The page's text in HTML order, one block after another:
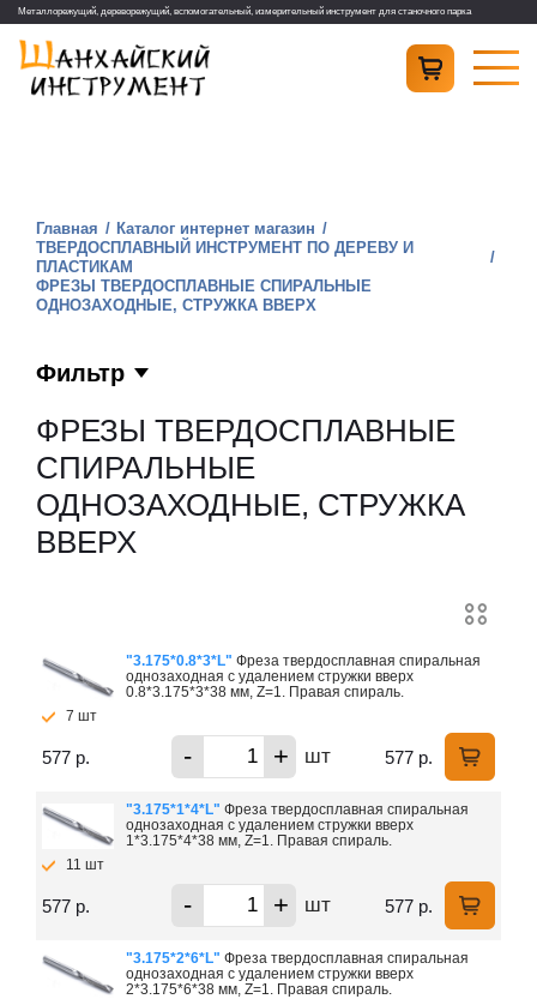
Металлорежущий, дереворежущий, вспомогательный, измерительный инструмент для станочного парка
Главная
Каталог интернет магазин
ТВЕРДОСПЛАВНЫЙ ИНСТРУМЕНТ ПО ДЕРЕВУ И
ПЛАСТИКАМ
ФРЕЗЫ ТВЕРДОСПЛАВНЫЕ СПИРАЛЬНЫЕ
ОДНОЗАХОДНЫЕ, СТРУЖКА ВВЕРХ
Фильтр
ФРЕЗЫ ТВЕРДОСПЛАВНЫЕ
СПИРАЛЬНЫЕ
ОДНОЗАХОДНЫЕ, СТРУЖКА
ВВЕРХ
"3.175*0.8*3*L" Фреза твердосплавная спиральная
однозаходная с удалением стружки вверх
0.8*3.175*3*38 мм, Z=1. Правая спираль.
7 шт
577 р. - + шт 577 р.
"3.175*1*4*L" Фреза твердосплавная спиральная
однозаходная с удалением стружки вверх
1*3.175*4*38 мм, Z=1. Правая спираль.
11 шт
577 р. - + шт 577 р.
"3.175*2*6*L" Фреза твердосплавная спиральная
однозаходная с удалением стружки вверх
2*3.175*6*38 мм, Z=1. Правая спираль.